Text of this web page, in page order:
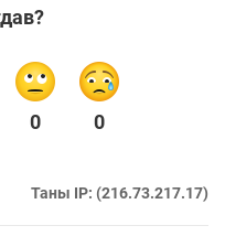
0 0
Таны IP: (216.73.217.17)